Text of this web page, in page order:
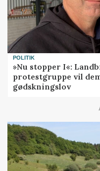
POLITIK
»Nu stopper I«:
protestgruppe vil
gødskningslov